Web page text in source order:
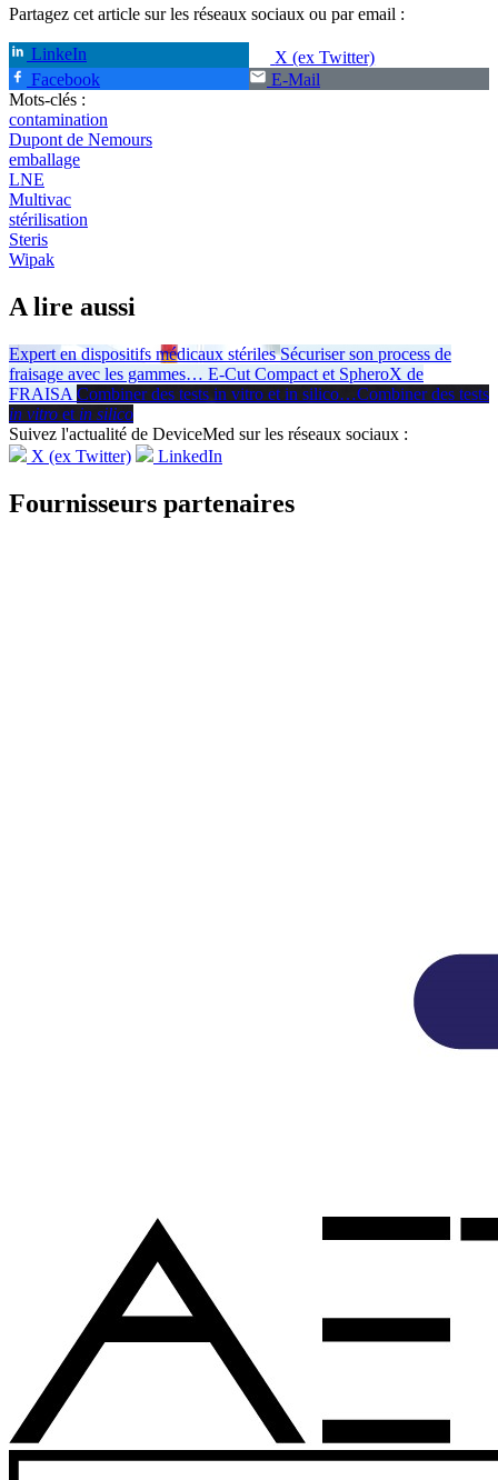
Partagez cet article sur les réseaux sociaux ou par email :
LinkeIn
X (ex Twitter)
Facebook
E-Mail
Mots-clés :
contamination
Dupont de Nemours
emballage
LNE
Multivac
stérilisation
Steris
Wipak
A lire aussi
Expert en dispositifs médicaux stériles Sécuriser son process de
fraisage avec les gammes… E-Cut Compact et SpheroX de
FRAISA Combiner des tests in vitro et in silico…Combiner des tests
in vitro et in silico
Suivez l'actualité de DeviceMed sur les réseaux sociaux :
X (ex Twitter)
LinkedIn
Fournisseurs partenaires